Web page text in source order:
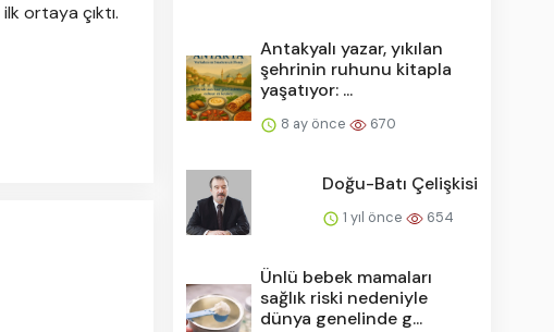
ilk ortaya çıktı.
Antakyalı yazar, yıkılan
şehrinin ruhunu kitapla
yaşatıyor: ...
8 ay önce 670
Doğu-Batı Çelişkisi
1 yıl önce 654
Ünlü bebek mamaları
sağlık riski nedeniyle
dünya genelinde g...